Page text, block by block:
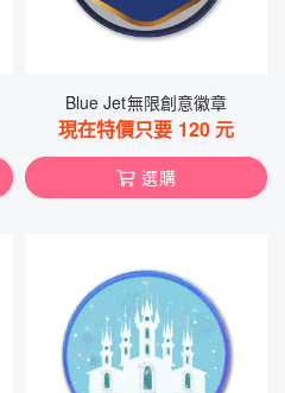
Blue Jet無限創意徽章
現在特價只要 120 元
選購